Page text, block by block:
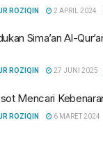
ROZIQIN 2 APRIL 2024
Sima’an Al-
ROZIQIN 27 JUNI 2025
Mencari
ROZIQIN 6 MARET 2024